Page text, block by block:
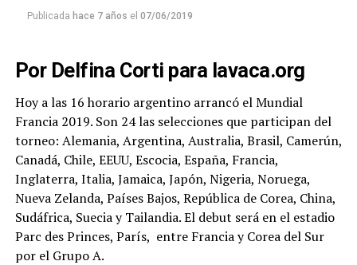
Publicada hace 7 años el 07/06/2019
Por Delfina Corti para lavaca.org
Hoy a las 16 horario argentino arrancó el Mundial
Francia 2019. Son 24 las selecciones que participan del
torneo: Alemania, Argentina, Australia, Brasil, Camerún,
Canadá, Chile, EEUU, Escocia, España, Francia,
Inglaterra, Italia, Jamaica, Japón, Nigeria, Noruega,
Nueva Zelanda, Países Bajos, República de Corea, China,
Sudáfrica, Suecia y Tailandia. El debut será en el estadio
Parc des Princes, París, entre Francia y Corea del Sur
por el Grupo A.